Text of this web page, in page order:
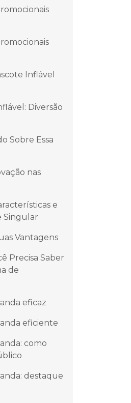
Inflável
Diversão
Sobre Essa
nas
e
Singular
Vantagens
Precisa Saber
de
eficaz
eficiente
como
destaque